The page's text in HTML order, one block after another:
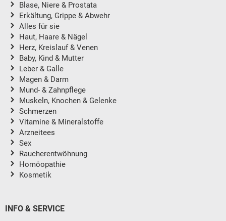
Blase, Niere & Prostata
Erkältung, Grippe & Abwehr
Alles für sie
Haut, Haare & Nägel
Herz, Kreislauf & Venen
Baby, Kind & Mutter
Leber & Galle
Magen & Darm
Mund- & Zahnpflege
Muskeln, Knochen & Gelenke
Schmerzen
Vitamine & Mineralstoffe
Arzneitees
Sex
Raucherentwöhnung
Homöopathie
Kosmetik
INFO & SERVICE